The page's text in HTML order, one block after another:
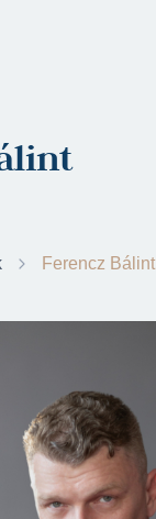
Ferencz Bálint